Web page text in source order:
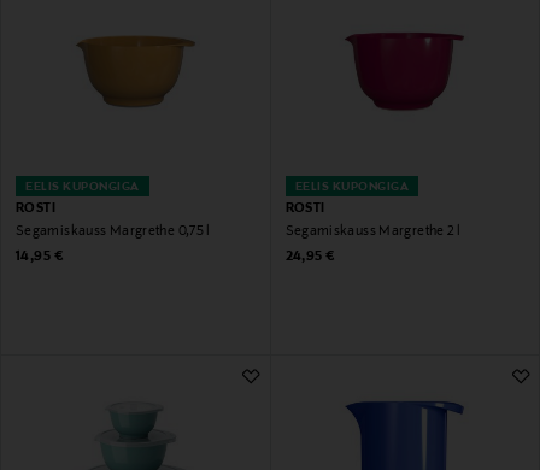
EELIS KUPONGIGA
ROSTI
Segamiskauss Margrethe 0,75 l
Original Price
14,95 €
EELIS KUPONGIGA
ROSTI
Segamiskauss Margrethe 2 l
Original Price
24,95 €